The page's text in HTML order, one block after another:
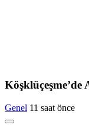
Köşklüçeşme’de
Genel 11 saat önce